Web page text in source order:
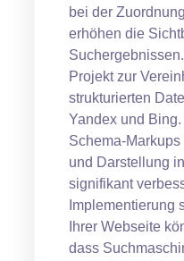
bei der
erhöhen die
Projekt zur
strukturierten
Yandex und
Schema-
und Darstellung
signifikant
Implementierung
Ihrer Webseite
dass